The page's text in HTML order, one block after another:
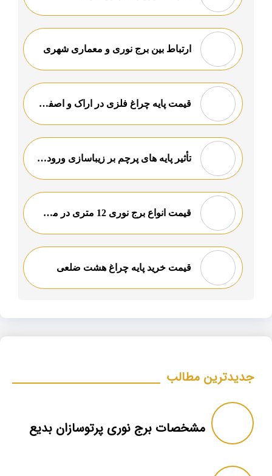
ارتباط بین برج نوری و معماری شهری
قیمت پایه چراغ فلزی در اراک و اصفهان
تأثیر پایه های پرچم بر زیباسازی ورودی های شهری و صنعتی
قیمت انواع برج نوری 12 متری در مشهد
قیمت خرید پایه چراغ هشت ضلعی
جدیدترین مطالب
مشخصات برج نوری پرتوسازان بدیع